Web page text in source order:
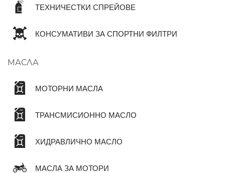
ТЕХНИЧЕСТКИ СПРЕЙОВЕ
КОНСУМАТИВИ ЗА СПОРТНИ ФИЛТРИ
МАСЛА
МОТОРНИ МАСЛА
ТРАНСМИСИОННО МАСЛО
ХИДРАВЛИЧНО МАСЛО
МАСЛА ЗА МОТОРИ